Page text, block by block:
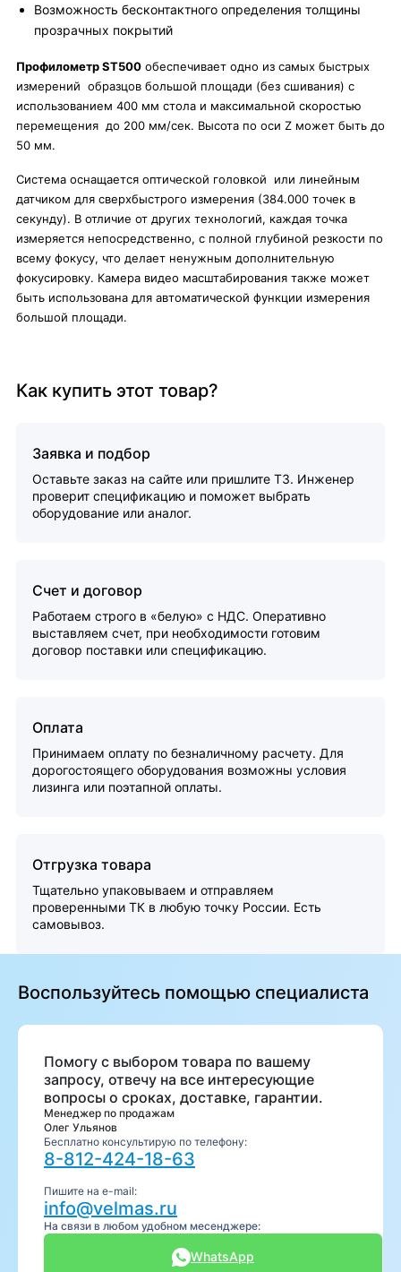
Возможность бесконтактного определения толщины
прозрачных покрытий
Профилометр ST500 обеспечивает одно из самых быстрых
измерений образцов большой площади (без сшивания) с
использованием 400 мм стола и максимальной скоростью
перемещения до 200 мм/сек. Высота по оси Z может быть до
50 мм.
Система оснащается оптической головкой или линейным
датчиком для сверхбыстрого измерения (384.000 точек в
секунду). В отличие от других технологий, каждая точка
измеряется непосредственно, с полной глубиной резкости по
всему фокусу, что делает ненужным дополнительную
фокусировку. Камера видео масштабирования также может
быть использована для автоматической функции измерения
большой площади.
Как купить этот товар?
Заявка и подбор
Оставьте заказ на сайте или пришлите ТЗ. Инженер
проверит спецификацию и поможет выбрать
оборудование или аналог.
Счет и договор
Работаем строго в «белую» с НДС. Оперативно
выставляем счет, при необходимости готовим
договор поставки или спецификацию.
Оплата
Принимаем оплату по безналичному расчету. Для
дорогостоящего оборудования возможны условия
лизинга или поэтапной оплаты.
Отгрузка товара
Тщательно упаковываем и отправляем
проверенными ТК в любую точку России. Есть
самовывоз.
Воспользуйтесь помощью специалиста
Помогу с выбором товара по вашему
запросу, отвечу на все интересующие
вопросы о сроках, доставке, гарантии.
Менеджер по продажам
Олег Ульянов
Бесплатно консультирую по телефону:
8-812-424-18-63
Пишите на e-mail:
info@velmas.ru
На связи в любом удобном месенджере:
WhatsApp